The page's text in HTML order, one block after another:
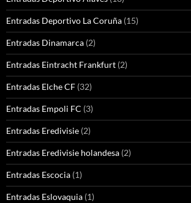
Entradas Deportivo La Coruña (15)
Entradas Dinamarca (2)
Entradas Eintracht Frankfurt (2)
Entradas Elche CF (32)
Entradas Empoli FC (3)
Entradas Eredivisie (2)
Entradas Eredivisie holandesa (2)
Entradas Escocia (1)
Entradas Eslovaquia (1)